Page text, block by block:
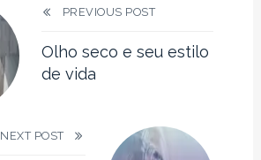
PREVIOUS POST
Olho seco e seu estilo
de vida
NEXT POST